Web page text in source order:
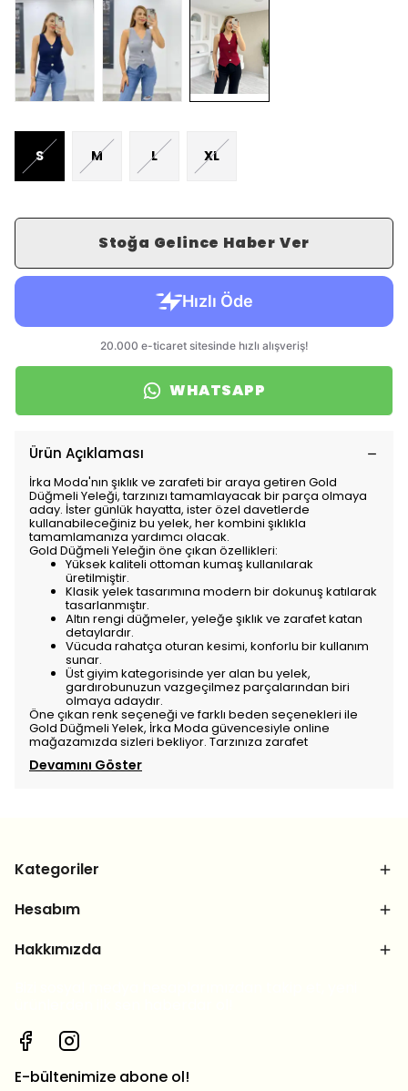
S M L XL
Stoğa Gelince Haber Ver
WHATSAPP
Ürün Açıklaması
İrka Moda'nın şıklık ve zarafeti bir araya getiren Gold
Düğmeli Yeleği, tarzınızı tamamlayacak bir parça olmaya
aday. İster günlük hayatta, ister özel davetlerde
kullanabileceğiniz bu yelek, her kombini şıklıkla
tamamlamanıza yardımcı olacak.
Gold Düğmeli Yeleğin öne çıkan özellikleri:
Yüksek kaliteli ottoman kumaş kullanılarak
üretilmiştir.
Klasik yelek tasarımına modern bir dokunuş katılarak
tasarlanmıştır.
Altın rengi düğmeler, yeleğe şıklık ve zarafet katan
detaylardır.
Vücuda rahatça oturan kesimi, konforlu bir kullanım
sunar.
Üst giyim kategorisinde yer alan bu yelek,
gardırobunuzun vazgeçilmez parçalarından biri
olmaya adaydır.
Öne çıkan renk seçeneği ve farklı beden seçenekleri ile
Gold Düğmeli Yelek, İrka Moda güvencesiyle online
mağazamızda sizleri bekliyor. Tarzınıza zarafet
Devamını Göster
Kategoriler
Hesabım
Hakkımızda
E-bültenimize abone ol!